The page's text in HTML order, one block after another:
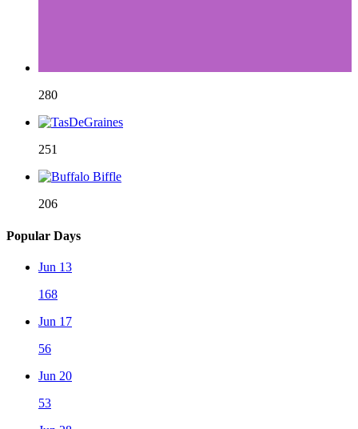
280
251
206
Popular Days
Jun 13
168
Jun 17
56
Jun 20
53